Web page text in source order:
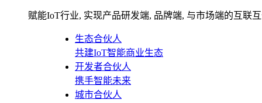
赋能IoT行业, 实现产品研发端, 品牌端, 与市场端的互联
生态合伙人
共建IoT智能商业生态
开发者合伙人
携手智能未来
城市合伙人